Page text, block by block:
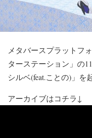
メタバースプラットフォ
ターステーション」の
シルベ(feat.ことの)」を
アーカイブはコチラ↓